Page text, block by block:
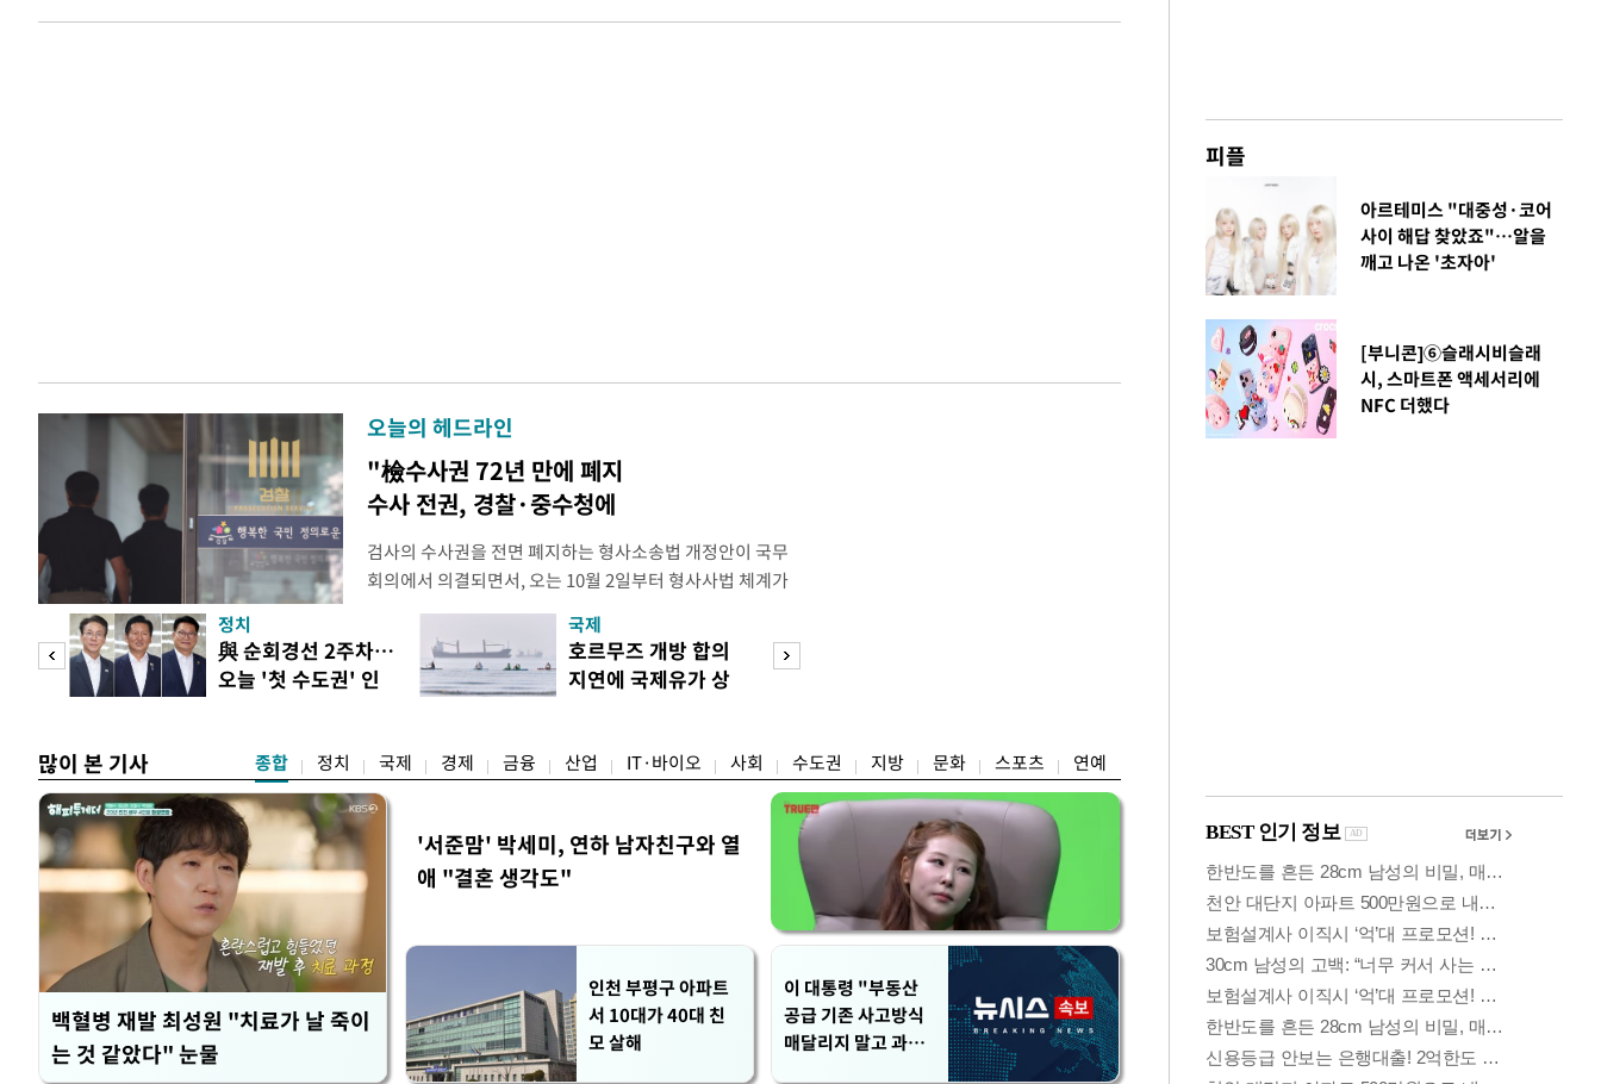
오늘의 헤드라인
"檢수사권 72년 만에 폐지
수사 전권, 경찰·중수청에
검사의 수사권을 전면 폐지하는 형사소송법 개정안이 국무
회의에서 의결되면서, 오는 10월 2일부터 형사사법 체계가
전면 개편된다. 검사의 모든 수사권이 사라지고 경찰이 인지
사건부터 고소·고발 사건까지 수사 전반을 전담하게 된다. 8
일 법조계에 따르면 검사의 보완수사를 폐지하고 수사 주체
를 사법경찰관으로 일원화하는 내용의 형사소송법 일부개
정치
與 순회경선 2주차…
오늘 '첫 수도권' 인
국제
호르무즈 개방 합의
지연에 국제유가 상
많이 본 기사 종합 정치 국제 경제 금융 산업 IT·바이오 사회 수도권 지방 문화 스포츠 연예
백혈병 재발 최성원 "치료가 날 죽이
는 것 같았다" 눈물
'서준맘' 박세미, 연하 남자친구와 열
애 "결혼 생각도"
인천 부평구 아파트
서 10대가 40대 친
모 살해
이 대통령 "부동산
공급 기존 사고방식
매달리지 말고 과감
피플
아르테미스 "대중성·코어
사이 해답 찾았죠"…알을
깨고 나온 '초자아'
[부니콘]⑥슬래시비슬래
시, 스마트폰 액세서리에
NFC 더했다